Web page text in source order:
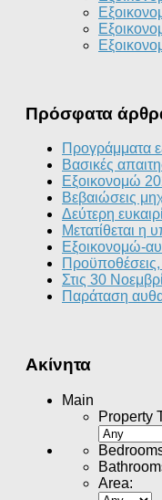
Πρόσφατα
Προγράμματα
Βασικές
Εξοικονομώ
Βεβαιώσεις
Δεύτερη
Μετατίθεται
Εξοικονομώ-
Προϋποθέσεις,
Στις 30
Παράταση
Ακίνητα
Main
Property
Area: